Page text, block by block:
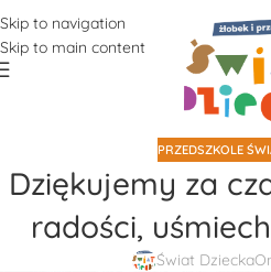
Skip to navigation
Skip to main content
PRZEDSZKOLE
Dziękujemy za
radości,
Świat Dziecka